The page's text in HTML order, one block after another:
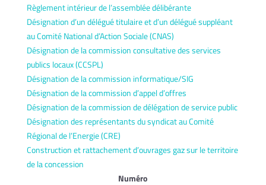
Règlement intérieur de l’assemblée délibérante
Désignation d’un délégué titulaire et d’un délégué suppléant
au Comité National d’Action Sociale (CNAS)
Désignation de la commission consultative des services
publics locaux (CCSPL)
Désignation de la commission informatique/SIG
Désignation de la commission d’appel d’offres
Désignation de la commission de délégation de service public
Désignation des représentants du syndicat au Comité
Régional de l’Energie (CRE)
Construction et rattachement d’ouvrages gaz sur le territoire
de la concession
Numéro